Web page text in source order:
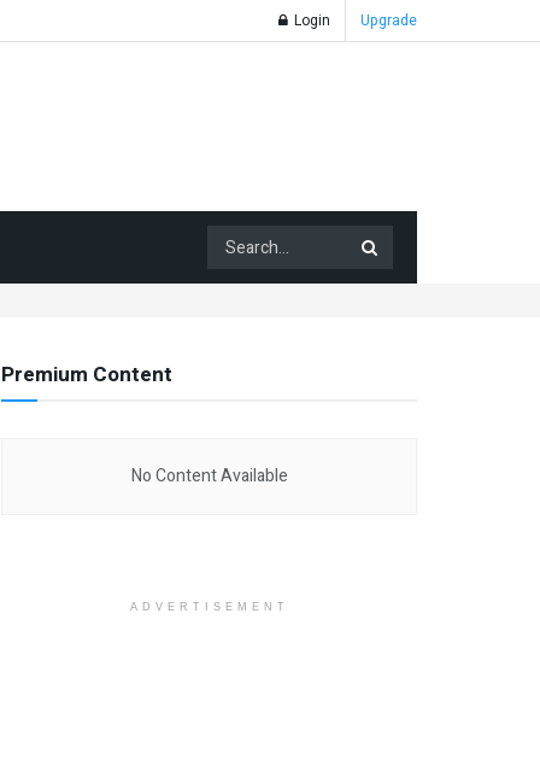
Login Upgrade
Premium Content
No Content Available
ADVERTISEMENT